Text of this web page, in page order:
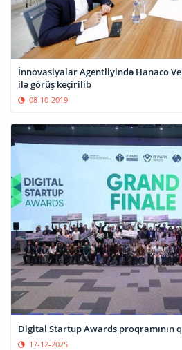
İnnovasiyalar Agentliyində Hanaco
ilə görüş keçirilib
08-10-2019
Digital Startup Awards proqramının
17-12-2025